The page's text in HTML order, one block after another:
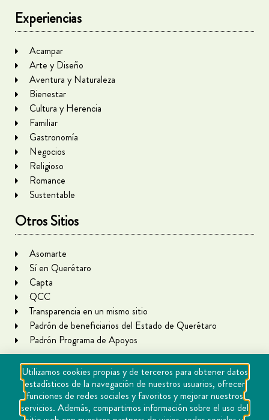
Experiencias
Acampar
Arte y Diseño
Aventura y Naturaleza
Bienestar
Cultura y Herencia
Familiar
Gastronomía
Negocios
Religioso
Romance
Sustentable
Otros Sitios
Asomarte
Sí en Querétaro
Capta
QCC
Transparencia en un mismo sitio
Padrón de beneficiarios del Estado de Querétaro
Padrón Programa de Apoyos
Utilizamos cookies propias y de terceros para obtener datos
estadísticos de la navegación de nuestros usuarios, ofrecer
funciones de redes sociales y favoritos y mejorar nuestros
servicios. Además, compartimos información sobre el uso del